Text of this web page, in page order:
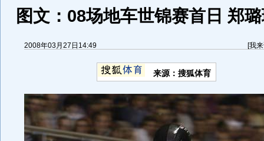
图文：08场地车世锦赛首日 郑
2008年03月27日14:49 [我
来源：搜狐体育